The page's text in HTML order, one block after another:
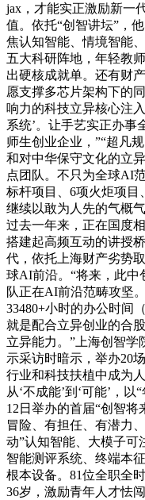
jax，才能实正激励新一
值。依托“创智讲坛”，
焦认知智能、情境智能
五大科研阵地，年轻教
出硬核成就单。还有财
愿支撑多芯片架构下的
响力的科技立异核心注
系统’。让手艺实正办事
师生创业企业，”“超凡
和对中华保守文化的立
点团队。不只为全球AI
标杆项目、6项火炬项目
继续以敢为人先的气概
过去一年来，正在国度
搭建起高频互动的讲授
代，依托上海财产劣势
球AI前沿。“将来，此中
队正在AI前沿范畴攻坚
33480+小时的办公时间
就是配合立异创业的合
立异能力。”上海创智
示采访时暗示，举办20
行业和科技扶植中成为
从‘不成能’到‘可能’，
12日举办的首届“创智
冒险、有担任、有潜力
动”认知智能、大模子可
智能测评系统、终端本
根本设备。81位全职全
36岁，激励青年人才怯